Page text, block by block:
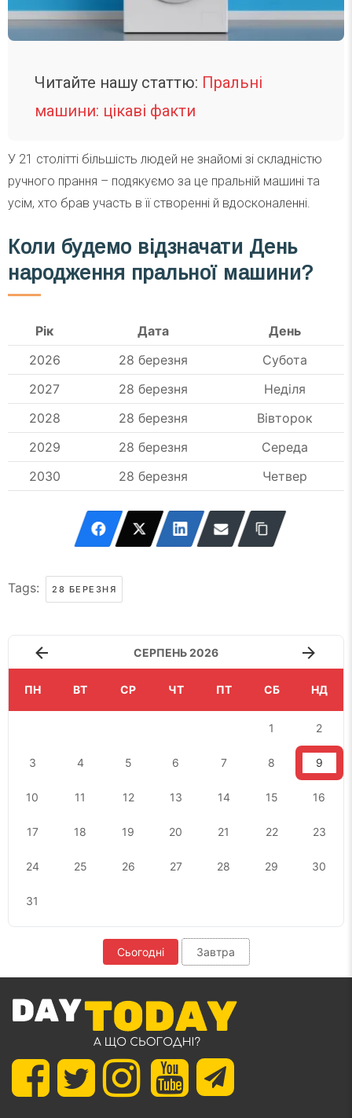
Читайте нашу статтю: Пральні
машини: цікаві факти
У 21 столітті більшість людей не знайомі зі складністю
ручного прання – подякуємо за це пральній машині та
усім, хто брав участь в її створенні й вдосконаленні.
Коли будемо відзначати День
народження пральної машини?
Рік Дата
День
2026
28 березня
Субота
2027
28 березня
Неділя
2028
28 березня
Вівторок
2029
28 березня
Середа
2030
28 березня Четвер
Tags: 28 БЕРЕЗНЯ
СЕРПЕНЬ 2026
ПН ВТ СР ЧТ ПТ СБ НД
1 2
3 4 5 6 7 8 9
10 11 12 13 14 15 16
17 18 19 20 21 22 23
24 25 26 27 28 29 30
31
Сьогодні Завтра